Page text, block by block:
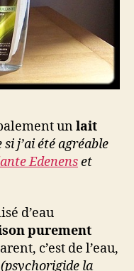
unlait
si j’ai été agréable
Edenenset
d’eau
purement
c’est de l’eau,
(psychorigide la